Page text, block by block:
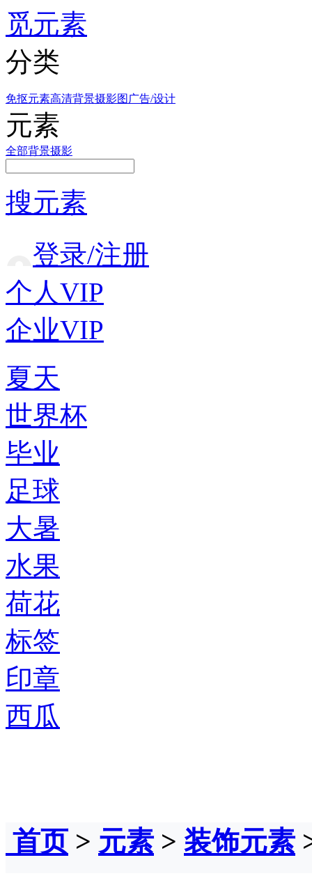
觅元素
分类
免抠元素高清背景摄影图 广告/设计
元素
全部背景摄影
搜元素
登录/注册
个人VIP
企业VIP
夏天
世界杯
毕业
足球
大暑
水果
荷花
标签
印章
西瓜
首页> 元素 > 装饰元素